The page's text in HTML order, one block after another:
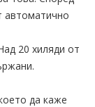
автоматично
20 хиляди от
да каже